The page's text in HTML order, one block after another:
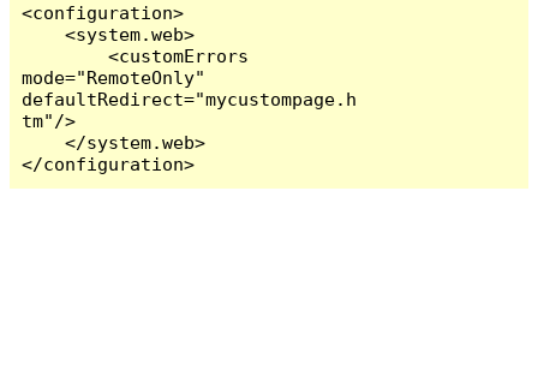
<configuration>
    <system.web>
        <customErrors
mode="RemoteOnly"
defaultRedirect="mycustompage.h
tm"/>
    </system.web>
</configuration>